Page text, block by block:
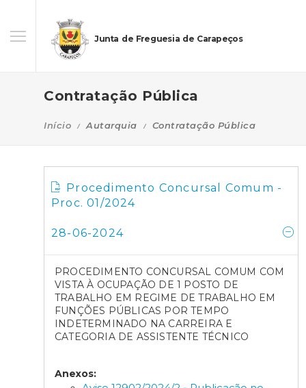
Junta de Freguesia de Carapeços
Contratação Pública
Início Autarquia Contratação Pública
Procedimento Concursal Comum -
Proc. 01/2024
28-06-2024
PROCEDIMENTO CONCURSAL COMUM COM
VISTA À OCUPAÇÃO DE 1 POSTO DE
TRABALHO EM REGIME DE TRABALHO EM
FUNÇÕES PÚBLICAS POR TEMPO
INDETERMINADO NA CARREIRA E
CATEGORIA DE ASSISTENTE TÉCNICO
Anexos: